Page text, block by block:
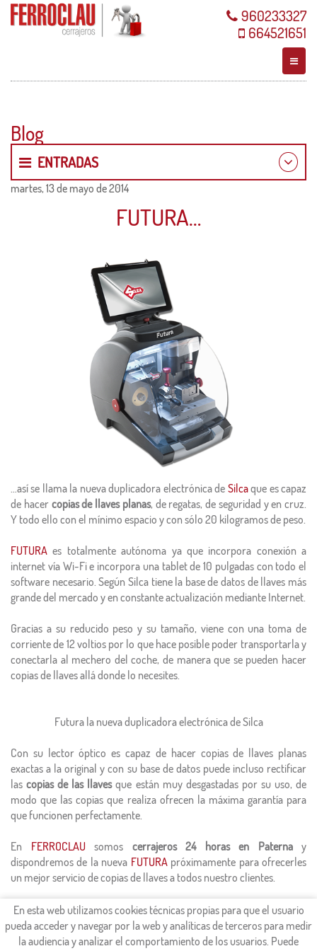
En esta web utilizamos cookies técnicas propias para que el usuario
pueda acceder y navegar por la web y analíticas de terceros para medir
la audiencia y analizar el comportamiento de los usuarios. Puede
960233327
664521651
Blog
ENTRADAS
2015
martes, 13 de mayo de 2014
FUTURA…
…así se llama la nueva duplicadora electrónica de Silcaque es capaz
de hacer copias de llaves planas, de regatas, de seguridad y en cruz.
Y todo ello con el mínimo espacio y con sólo 20 kilogramos de peso.
FUTURA es totalmente autónoma ya que incorpora conexión a
internet vía Wi-Fi e incorpora una tablet de 10 pulgadas con todo el
software necesario. Según Silca tiene la base de datos de llaves más
grande del mercado y en constante actualización mediante Internet.
Gracias a su reducido peso y su tamaño, viene con una toma de
corriente de 12 voltios por lo que hace posible poder transportarla y
conectarla al mechero del coche, de manera que se pueden hacer
copias de llaves allá donde lo necesites.
Futura la nueva duplicadora electrónica de Silca
Con su lector óptico es capaz de hacer copias de llaves planas
exactas a la original y con su base de datos puede incluso rectificar
lascopias de las llavesque están muy desgastadas por su uso, de
modo que las copias que realiza ofrecen la máxima garantía para
que funcionen perfectamente.
En FERROCLAU somos cerrajeros 24 horas en Paternay
dispondremos de la nueva FUTURApróximamente para ofrecerles
un mejor servicio de copias de llaves a todos nuestro clientes.
Página principal